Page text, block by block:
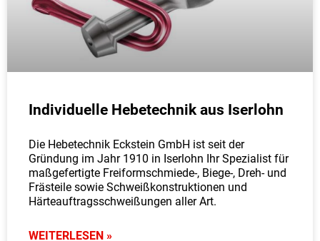
Individuelle Hebetechnik aus Iserlohn
Die Hebetechnik Eckstein GmbH ist seit der
Gründung im Jahr 1910 in Iserlohn Ihr Spezialist für
maßgefertigte Freiformschmiede-, Biege-, Dreh- und
Frästeile sowie Schweißkonstruktionen und
Härteauftragsschweißungen aller Art.
WEITERLESEN »